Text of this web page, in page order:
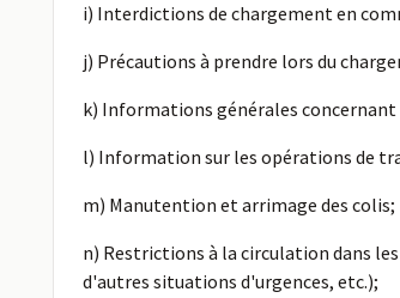
i) Interdictions de chargement en
j) Précautions à prendre lors du
k) Informations générales
l) Information sur les opérations de
m) Manutention et arrimage des colis;
n) Restrictions à la circulation dans
d'autres situations d'urgences, etc.);